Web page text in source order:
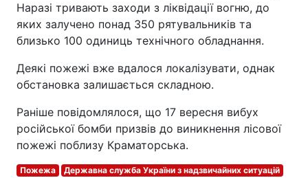
Наразі тривають заходи з ліквідації вогню, до
яких залучено понад 350 рятувальників та
близько 100 одиниць технічного обладнання.
Деякі пожежі вже вдалося локалізувати, однак
обстановка залишається складною.
Раніше повідомлялося, що 17 вересня вибух
російської бомби призвів до виникнення лісової
пожежі поблизу Краматорська.
Пожежа
Державна служба України з надзвичайних ситуацій